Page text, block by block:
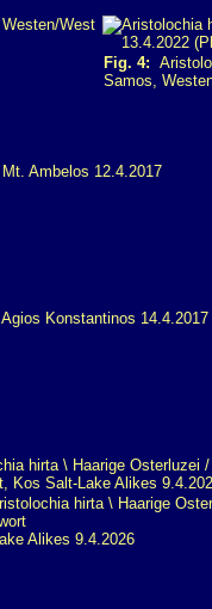
Fig. 4:
Samos,
hirta \ Haarige
Alikes 9.4.2026